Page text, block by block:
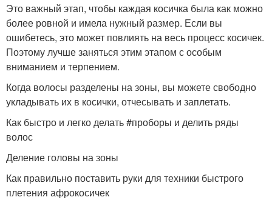
Это важный этап, чтобы каждая косичка была как можно
более ровной и имела нужный размер. Если вы
ошибетесь, это может повлиять на весь процесс косичек.
Поэтому лучше заняться этим этапом с особым
вниманием и терпением.
Когда волосы разделены на зоны, вы можете свободно
укладывать их в косички, отчесывать и заплетать.
Как быстро и легко делать #проборы и делить ряды
волос
Деление головы на зоны
Как правильно поставить руки для техники быстрого
плетения афрокосичек